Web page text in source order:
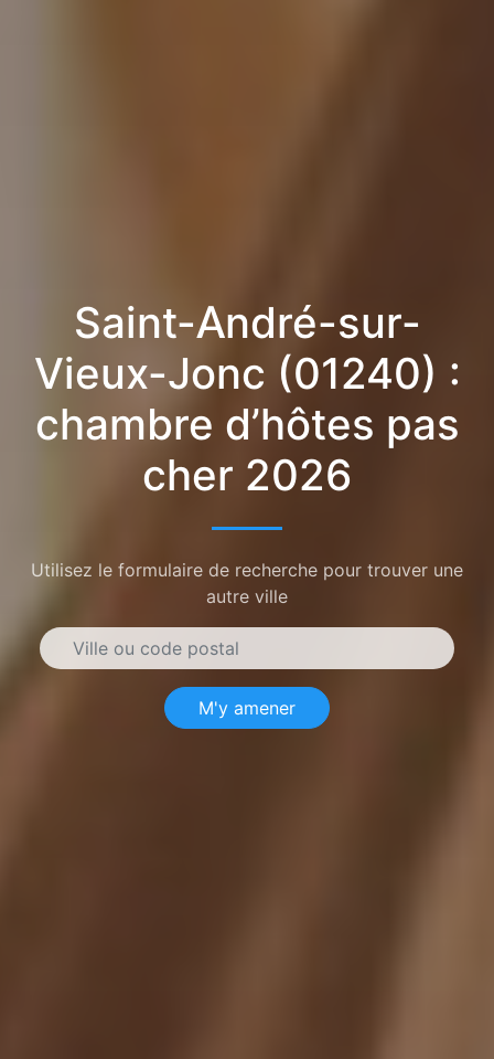
Saint-André-sur-
Vieux-Jonc (01240) :
chambre d’hôtes pas
cher 2026
Utilisez le formulaire de recherche pour trouver une
autre ville
M'y amener